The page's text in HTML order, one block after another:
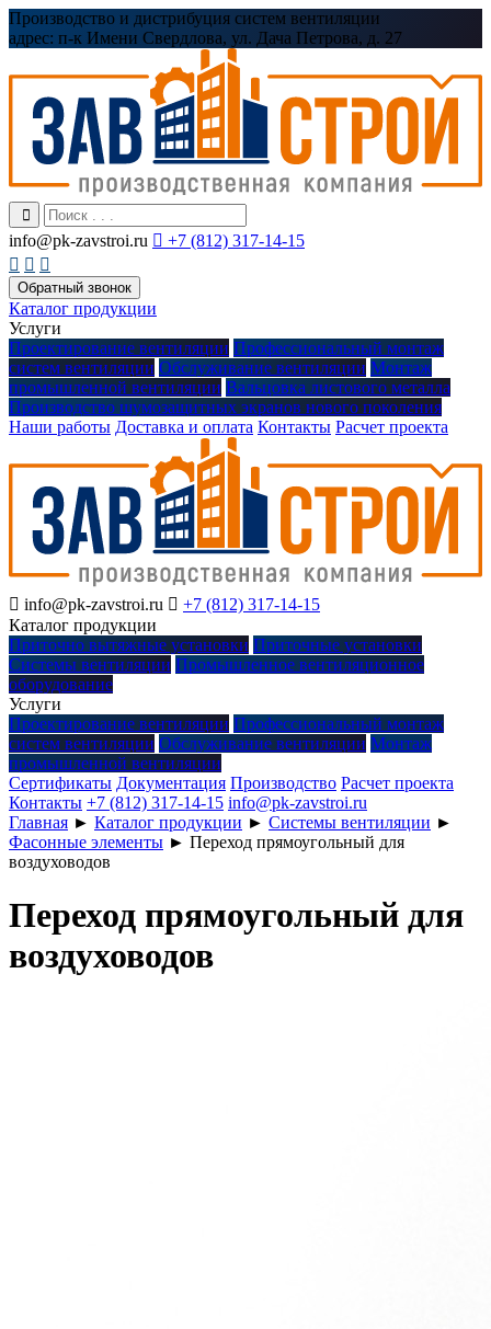
Производство и дистрибуция систем вентиляции
адрес: п-к Имени Свердлова, ул. Дача Петрова, д. 27
info@pk-zavstroi.ru  +7 (812) 317-14-15
  
Обратный звонок
Каталог продукции
Услуги
Проектирование вентиляции Профессиональный монтаж
систем вентиляции Обслуживание вентиляции Монтаж
промышленной вентиляции Вальцовка листового металла
Производство шумозащитных экранов нового поколения
Наши работы Доставка и оплата Контакты Расчет проекта
 info@pk-zavstroi.ru  +7 (812) 317-14-15
Каталог продукции
Приточно вытяжные установки Приточные установки
Системы вентиляции Промышленное вентиляционное
оборудование
Услуги
Проектирование вентиляции Профессиональный монтаж
систем вентиляции Обслуживание вентиляции Монтаж
промышленной вентиляции
Сертификаты Документация Производство Расчет проекта
Контакты +7 (812) 317-14-15 info@pk-zavstroi.ru
Главная ► Каталог продукции ► Системы вентиляции ►
Фасонные элементы ► Переход прямоугольный для
воздуховодов
Переход прямоугольный для
воздуховодов